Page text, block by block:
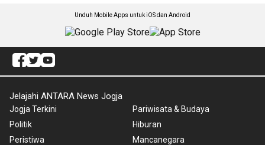
Unduh Mobile Apps untuk iOS dan Android
Jelajahi ANTARA News Jogja
Jogja Terkini
Politik
Peristiwa
Pariwisata & Budaya
Hiburan
Mancanegara